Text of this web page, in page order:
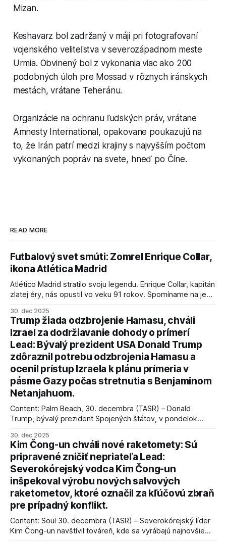
Mizan.
Keshavarz bol zadržaný v máji pri fotografovaní
vojenského veliteľstva v severozápadnom meste
Urmia. Obvinený bol z vykonania viac ako 200
podobných úloh pre Mossad v rôznych iránskych
mestách, vrátane Teheránu.
Organizácie na ochranu ľudských práv, vrátane
Amnesty International, opakovane poukazujú na
to, že Irán patrí medzi krajiny s najvyšším počtom
vykonaných popráv na svete, hneď po Číne.
READ MORE
Futbalový svet smúti: Zomrel Enrique Collar,
ikona Atlética Madrid
Atlético Madrid stratilo svoju legendu. Enrique Collar, kapitán
zlatej éry, nás opustil vo veku 91 rokov. Spomíname na jeho
30. dec 2025
Trump žiada odzbrojenie Hamasu, chváli
Izrael za dodržiavanie dohody o prímerí
Lead: Bývalý prezident USA Donald Trump
zdôraznil potrebu odzbrojenia Hamasu a
ocenil prístup Izraela k plánu prímeria v
pásme Gazy počas stretnutia s Benjaminom
Netanjahuom.
Content: Palm Beach, 30. decembra (TASR) – Donald
Trump, bývalý prezident Spojených štátov, v pondelok
kľúčové pre úspešné dosiahnutie prímeria v Gaze. Agentúra
AFP informuje, že Trump vyjadril presvedčenie, že Izrael plní
podmienky dohody o prí
30. dec 2025
Kim Čong-un chváli nové raketomety: Sú
pripravené zničiť nepriateľa Lead:
Severokórejský vodca Kim Čong-un
inšpekoval výrobu nových salvových
raketometov, ktoré označil za kľúčovú zbraň
pre prípadný konflikt.
Content: Soul 30. decembra (TASR) – Severokórejský líder
Kim Čong-un navštívil továreň, kde sa vyrábajú najnovšie